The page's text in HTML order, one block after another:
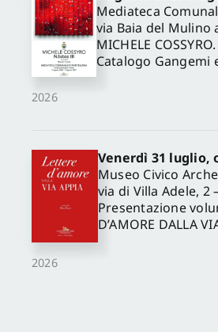
2026
Mediateca
via Baia del Mulino
MICHELE
Catalogo Gangemi
2026
Venerdì 31 luglio,
Museo Civico
via di Villa Adele, 2
Presentazione
D’AMORE DALLA